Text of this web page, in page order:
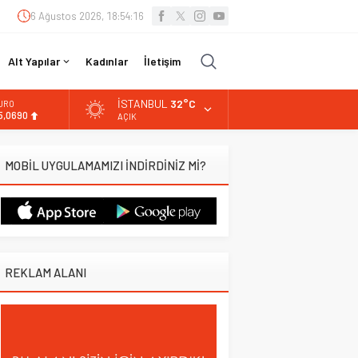
6 Ağustos 2026, 18:54:17
Alt Yapılar Kadınlar İletişim
İSTANBUL 32°C
AÇIK
MOBİL UYGULAMAMIZI İNDİRDİNİZ Mİ?
REKLAM ALANI